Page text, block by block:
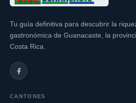
Tu guía definitiva para descubrir la
gastronómica de Guanacaste, la
Costa Rica.
CANTONES